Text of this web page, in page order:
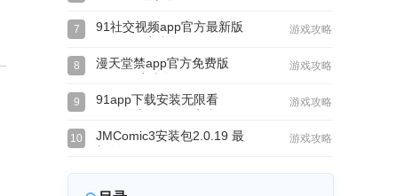
7
91社交视频app官方最新版
游戏攻略
8
漫天堂禁app官方免费版
游戏攻略
9
91app下载安装无限看
游戏攻略
10
JMComic3安装包2.0.19 最
游戏攻略